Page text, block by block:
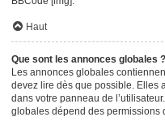
Haut
Que sont les annonces globales ?
Les annonces globales
devez lire dès que possible. Elles
dans votre panneau de
globales dépend des permissions